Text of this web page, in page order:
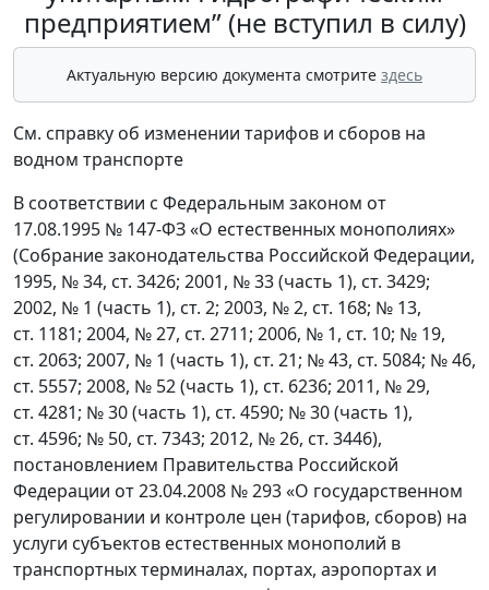
предприятием” (не вступил в силу)
Актуальную версию документа смотрите здесь
См. справку об изменении тарифов и сборов на
водном транспорте
В соответствии с Федеральным законом от
17.08.1995 № 147-ФЗ «О естественных монополиях»
(Собрание законодательства Российской Федерации,
1995, № 34, ст. 3426; 2001, № 33 (часть 1), ст. 3429;
2002, № 1 (часть 1), ст. 2; 2003, № 2, ст. 168; № 13,
ст. 1181; 2004, № 27, ст. 2711; 2006, № 1, ст. 10; № 19,
ст. 2063; 2007, № 1 (часть 1), ст. 21; № 43, ст. 5084; № 46,
ст. 5557; 2008, № 52 (часть 1), ст. 6236; 2011, № 29,
ст. 4281; № 30 (часть 1), ст. 4590; № 30 (часть 1),
ст. 4596; № 50, ст. 7343; 2012, № 26, ст. 3446),
постановлением Правительства Российской
Федерации от 23.04.2008 № 293 «О государственном
регулировании и контроле цен (тарифов, сборов) на
услуги субъектов естественных монополий в
транспортных терминалах, портах, аэропортах и